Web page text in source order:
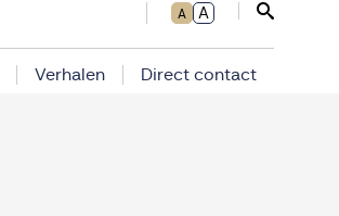
A A
Verhalen Direct contact